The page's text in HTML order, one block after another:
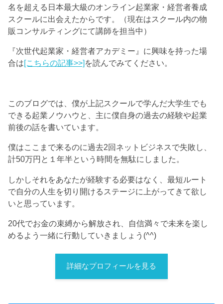
名を超える日本最大級のオンライン起業家・経営者養成
スクールに出会えたからです。（現在はスクール内の物
販コンサルティングにて講師を担当中）
『次世代起業家・経営者アカデミー』に興味を持った場
合は[こちらの記事>>]を読んでみてください。
このブログでは、僕が上記スクールで学んだ大学生でも
できる起業ノウハウと、主に僕自身の過去の経験や起業
前後の話を書いています。
僕はここまで来るのに過去2回ネットビジネスで失敗し、
計50万円と１年半という時間を無駄にしました。
しかしそれをあなたが経験する必要はなく、最短ルート
で自分の人生を切り開けるステージに上がってきて欲し
いと思っています。
20代でお金の束縛から解放され、自信満々で未来を楽し
めるよう一緒に行動していきましょう(^^)
詳細なプロフィールを見る